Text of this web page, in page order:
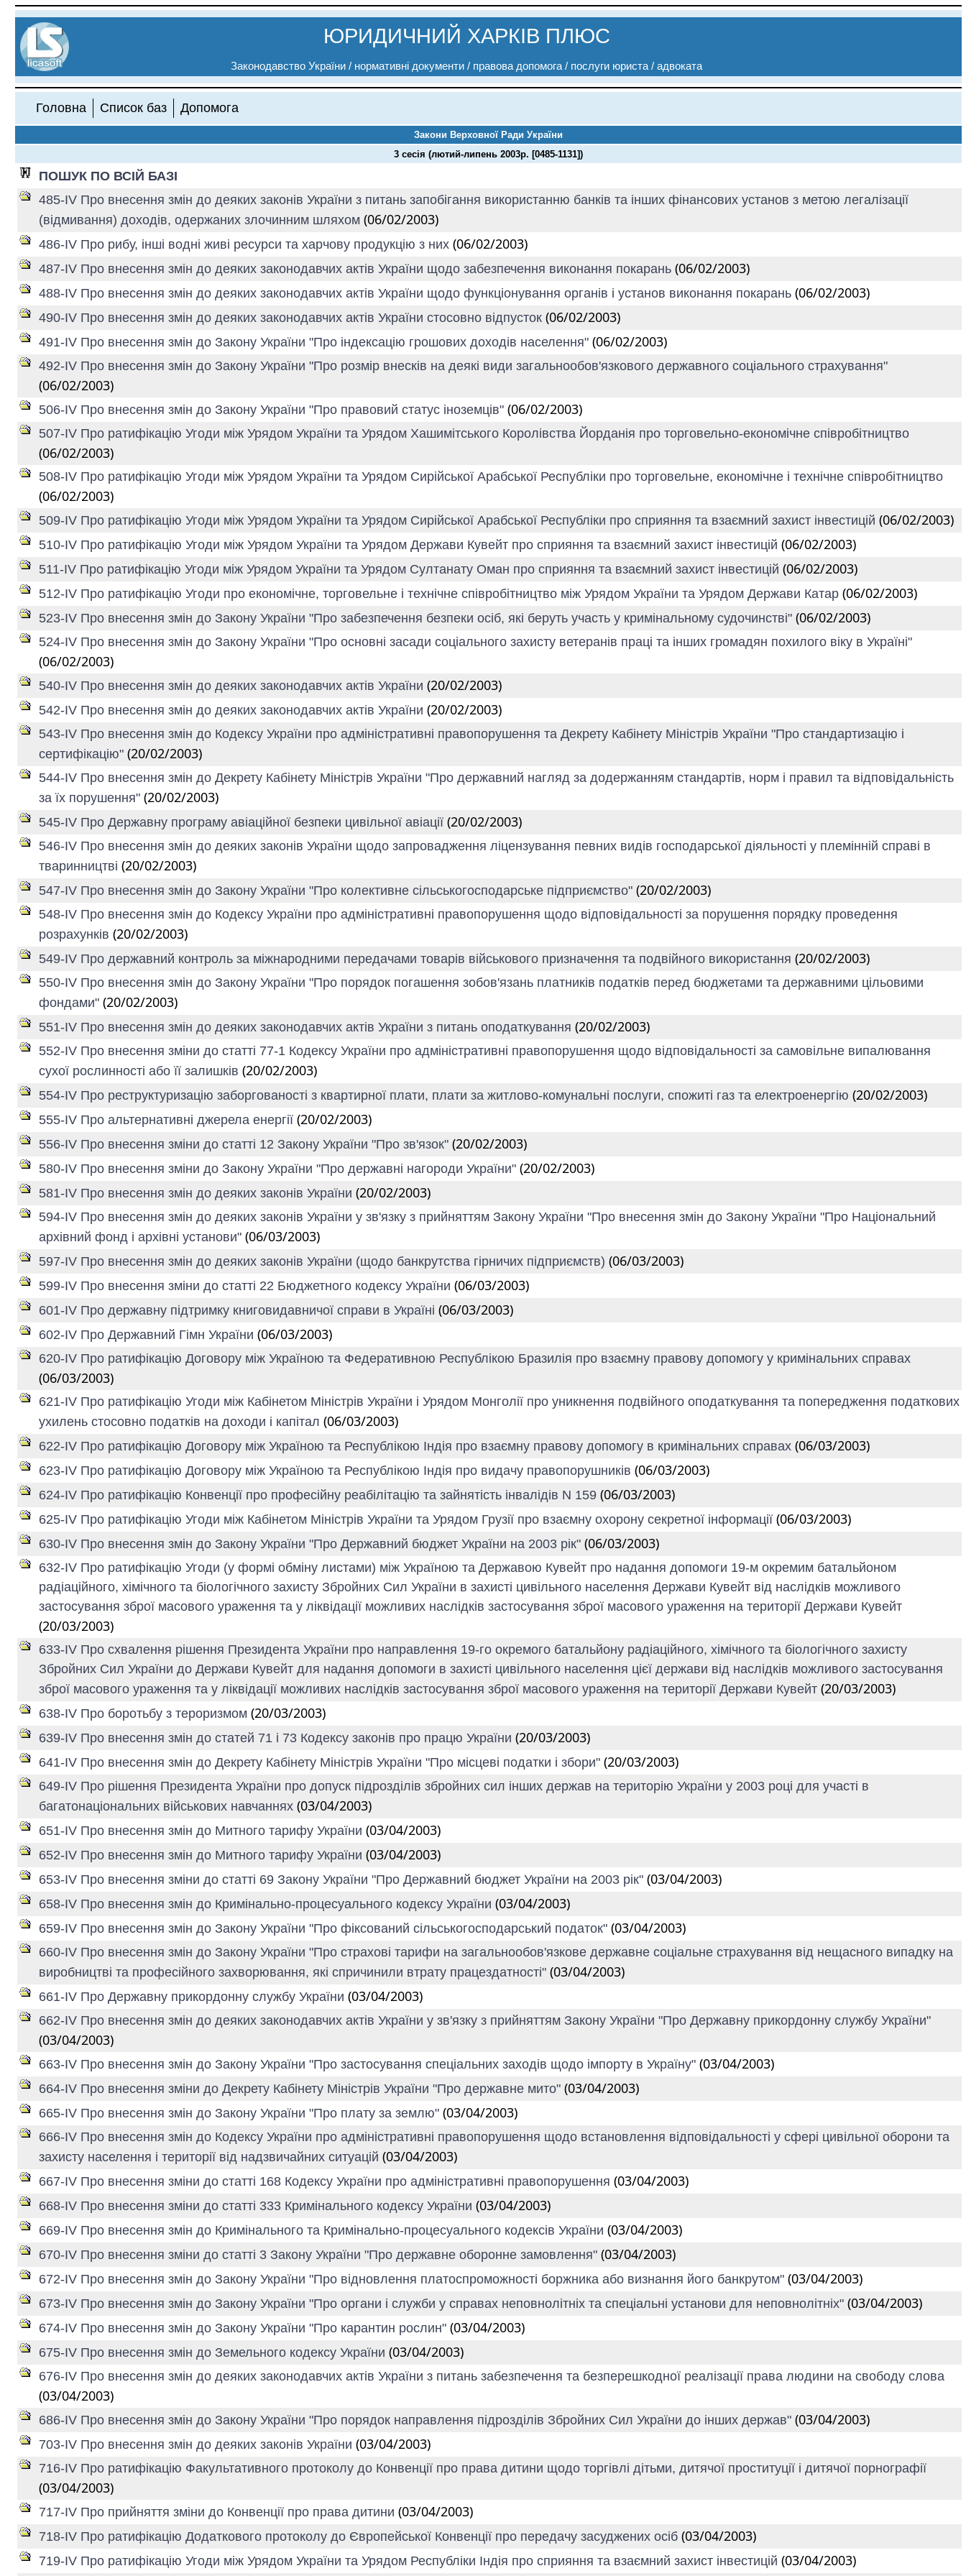
ЮРИДИЧНИЙ ХАРКІВ ПЛЮС
Законодавство України / нормативні документи / правова допомога / послуги юриста / адвоката
Головна Список баз Допомога
Закони Верховної Ради України
3 сесія (лютий-липень 2003р. [0485-1131])
ПОШУК ПО ВСІЙ БАЗІ
485-IV Про внесення змін до деяких законів України з питань запобігання використанню банків та інших фінансових установ з метою легалізації
(відмивання) доходів, одержаних злочинним шляхом (06/02/2003)
486-IV Про рибу, інші водні живі ресурси та харчову продукцію з них (06/02/2003)
487-IV Про внесення змін до деяких законодавчих актів України щодо забезпечення виконання покарань (06/02/2003)
488-IV Про внесення змін до деяких законодавчих актів України щодо функціонування органів і установ виконання покарань (06/02/2003)
490-IV Про внесення змін до деяких законодавчих актів України стосовно відпусток (06/02/2003)
491-IV Про внесення змін до Закону України "Про індексацію грошових доходів населення" (06/02/2003)
492-IV Про внесення змін до Закону України "Про розмір внесків на деякі види загальнообов'язкового державного соціального страхування"
(06/02/2003)
506-IV Про внесення змін до Закону України "Про правовий статус іноземців" (06/02/2003)
507-IV Про ратифікацію Угоди між Урядом України та Урядом Хашимітського Королівства Йорданія про торговельно-економічне співробітництво
(06/02/2003)
508-IV Про ратифікацію Угоди між Урядом України та Урядом Сирійської Арабської Республіки про торговельне, економічне і технічне співробітництво
(06/02/2003)
509-IV Про ратифікацію Угоди між Урядом України та Урядом Сирійської Арабської Республіки про сприяння та взаємний захист інвестицій (06/02/2003)
510-IV Про ратифікацію Угоди між Урядом України та Урядом Держави Кувейт про сприяння та взаємний захист інвестицій (06/02/2003)
511-IV Про ратифікацію Угоди між Урядом України та Урядом Султанату Оман про сприяння та взаємний захист інвестицій (06/02/2003)
512-IV Про ратифікацію Угоди про економічне, торговельне і технічне співробітництво між Урядом України та Урядом Держави Катар (06/02/2003)
523-IV Про внесення змін до Закону України "Про забезпечення безпеки осіб, які беруть участь у кримінальному судочинстві" (06/02/2003)
524-IV Про внесення змін до Закону України "Про основні засади соціального захисту ветеранів праці та інших громадян похилого віку в Україні"
(06/02/2003)
540-IV Про внесення змін до деяких законодавчих актів України (20/02/2003)
542-IV Про внесення змін до деяких законодавчих актів України (20/02/2003)
543-IV Про внесення змін до Кодексу України про адміністративні правопорушення та Декрету Кабінету Міністрів України "Про стандартизацію і
сертифікацію" (20/02/2003)
544-IV Про внесення змін до Декрету Кабінету Міністрів України "Про державний нагляд за додержанням стандартів, норм і правил та відповідальність
за їх порушення" (20/02/2003)
545-IV Про Державну програму авіаційної безпеки цивільної авіації (20/02/2003)
546-IV Про внесення змін до деяких законів України щодо запровадження ліцензування певних видів господарської діяльності у племінній справі в
тваринництві (20/02/2003)
547-IV Про внесення змін до Закону України "Про колективне сільськогосподарське підприємство" (20/02/2003)
548-IV Про внесення змін до Кодексу України про адміністративні правопорушення щодо відповідальності за порушення порядку проведення
розрахунків (20/02/2003)
549-IV Про державний контроль за міжнародними передачами товарів військового призначення та подвійного використання (20/02/2003)
550-IV Про внесення змін до Закону України "Про порядок погашення зобов'язань платників податків перед бюджетами та державними цільовими
фондами" (20/02/2003)
551-IV Про внесення змін до деяких законодавчих актів України з питань оподаткування (20/02/2003)
552-IV Про внесення зміни до статті 77-1 Кодексу України про адміністративні правопорушення щодо відповідальності за самовільне випалювання
сухої рослинності або її залишків (20/02/2003)
554-IV Про реструктуризацію заборгованості з квартирної плати, плати за житлово-комунальні послуги, спожиті газ та електроенергію (20/02/2003)
555-IV Про альтернативні джерела енергії (20/02/2003)
556-IV Про внесення зміни до статті 12 Закону України "Про зв'язок" (20/02/2003)
580-IV Про внесення зміни до Закону України "Про державні нагороди України" (20/02/2003)
581-IV Про внесення змін до деяких законів України (20/02/2003)
594-IV Про внесення змін до деяких законів України у зв'язку з прийняттям Закону України "Про внесення змін до Закону України "Про Національний
архівний фонд і архівні установи" (06/03/2003)
597-IV Про внесення змін до деяких законів України (щодо банкрутства гірничих підприємств) (06/03/2003)
599-IV Про внесення зміни до статті 22 Бюджетного кодексу України (06/03/2003)
601-IV Про державну підтримку книговидавничої справи в Україні (06/03/2003)
602-IV Про Державний Гімн України (06/03/2003)
620-IV Про ратифікацію Договору між Україною та Федеративною Республікою Бразилія про взаємну правову допомогу у кримінальних справах
(06/03/2003)
621-IV Про ратифікацію Угоди між Кабінетом Міністрів України і Урядом Монголії про уникнення подвійного оподаткування та попередження податкових
ухилень стосовно податків на доходи і капітал (06/03/2003)
622-IV Про ратифікацію Договору між Україною та Республікою Індія про взаємну правову допомогу в кримінальних справах (06/03/2003)
623-IV Про ратифікацію Договору між Україною та Республікою Індія про видачу правопорушників (06/03/2003)
624-IV Про ратифікацію Конвенції про професійну реабілітацію та зайнятість інвалідів N 159 (06/03/2003)
625-IV Про ратифікацію Угоди між Кабінетом Міністрів України та Урядом Грузії про взаємну охорону секретної інформації (06/03/2003)
630-IV Про внесення змін до Закону України "Про Державний бюджет України на 2003 рік" (06/03/2003)
632-IV Про ратифікацію Угоди (у формі обміну листами) між Україною та Державою Кувейт про надання допомоги 19-м окремим батальйоном
радіаційного, хімічного та біологічного захисту Збройних Сил України в захисті цивільного населення Держави Кувейт від наслідків можливого
застосування зброї масового ураження та у ліквідації можливих наслідків застосування зброї масового ураження на території Держави Кувейт
(20/03/2003)
633-IV Про схвалення рішення Президента України про направлення 19-го окремого батальйону радіаційного, хімічного та біологічного захисту
Збройних Сил України до Держави Кувейт для надання допомоги в захисті цивільного населення цієї держави від наслідків можливого застосування
зброї масового ураження та у ліквідації можливих наслідків застосування зброї масового ураження на території Держави Кувейт (20/03/2003)
638-IV Про боротьбу з тероризмом (20/03/2003)
639-IV Про внесення змін до статей 71 і 73 Кодексу законів про працю України (20/03/2003)
641-IV Про внесення змін до Декрету Кабінету Міністрів України "Про місцеві податки і збори" (20/03/2003)
649-IV Про рішення Президента України про допуск підрозділів збройних сил інших держав на територію України у 2003 році для участі в
багатонаціональних військових навчаннях (03/04/2003)
651-IV Про внесення змін до Митного тарифу України (03/04/2003)
652-IV Про внесення змін до Митного тарифу України (03/04/2003)
653-IV Про внесення зміни до статті 69 Закону України "Про Державний бюджет України на 2003 рік" (03/04/2003)
658-IV Про внесення змін до Кримінально-процесуального кодексу України (03/04/2003)
659-IV Про внесення змін до Закону України "Про фіксований сільськогосподарський податок" (03/04/2003)
660-IV Про внесення змін до Закону України "Про страхові тарифи на загальнообов'язкове державне соціальне страхування від нещасного випадку на
виробництві та професійного захворювання, які спричинили втрату працездатності" (03/04/2003)
661-IV Про Державну прикордонну службу України (03/04/2003)
662-IV Про внесення змін до деяких законодавчих актів України у зв'язку з прийняттям Закону України "Про Державну прикордонну службу України"
(03/04/2003)
663-IV Про внесення змін до Закону України "Про застосування спеціальних заходів щодо імпорту в Україну" (03/04/2003)
664-IV Про внесення зміни до Декрету Кабінету Міністрів України "Про державне мито" (03/04/2003)
665-IV Про внесення змін до Закону України "Про плату за землю" (03/04/2003)
666-IV Про внесення змін до Кодексу України про адміністративні правопорушення щодо встановлення відповідальності у сфері цивільної оборони та
захисту населення і території від надзвичайних ситуацій (03/04/2003)
667-IV Про внесення зміни до статті 168 Кодексу України про адміністративні правопорушення (03/04/2003)
668-IV Про внесення зміни до статті 333 Кримінального кодексу України (03/04/2003)
669-IV Про внесення змін до Кримінального та Кримінально-процесуального кодексів України (03/04/2003)
670-IV Про внесення зміни до статті 3 Закону України "Про державне оборонне замовлення" (03/04/2003)
672-IV Про внесення змін до Закону України "Про відновлення платоспроможності боржника або визнання його банкрутом" (03/04/2003)
673-IV Про внесення змін до Закону України "Про органи і служби у справах неповнолітніх та спеціальні установи для неповнолітніх" (03/04/2003)
674-IV Про внесення змін до Закону України "Про карантин рослин" (03/04/2003)
675-IV Про внесення змін до Земельного кодексу України (03/04/2003)
676-IV Про внесення змін до деяких законодавчих актів України з питань забезпечення та безперешкодної реалізації права людини на свободу слова
(03/04/2003)
686-IV Про внесення змін до Закону України "Про порядок направлення підрозділів Збройних Сил України до інших держав" (03/04/2003)
703-IV Про внесення змін до деяких законів України (03/04/2003)
716-IV Про ратифікацію Факультативного протоколу до Конвенції про права дитини щодо торгівлі дітьми, дитячої проституції і дитячої порнографії
(03/04/2003)
717-IV Про прийняття зміни до Конвенції про права дитини (03/04/2003)
718-IV Про ратифікацію Додаткового протоколу до Європейської Конвенції про передачу засуджених осіб (03/04/2003)
719-IV Про ратифікацію Угоди між Урядом України та Урядом Республіки Індія про сприяння та взаємний захист інвестицій (03/04/2003)